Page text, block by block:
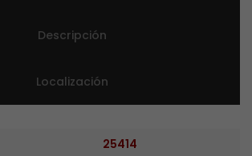
Descripción
Localización
25414